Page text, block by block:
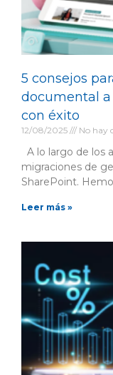
5 consejos
documental a
con éxito
12/08/2025 No hay
A lo largo de los
migraciones de
SharePoint.
Leer más »